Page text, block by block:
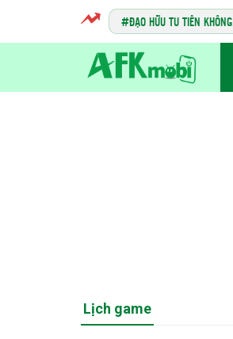
ĐẠO HỮU TU TIÊN KHÔNG
Lịch game